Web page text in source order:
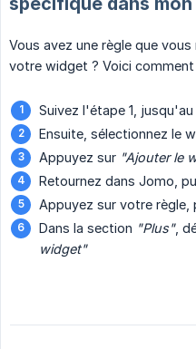
Vous avez une règle que
votre widget ? Voici comment
Suivez l'étape 1,
Ensuite, sélectionnez le
Appuyez sur "Ajouter le
Retournez dans Jomo,
Appuyez sur votre règle,
Dans la section "Plus",
widget"